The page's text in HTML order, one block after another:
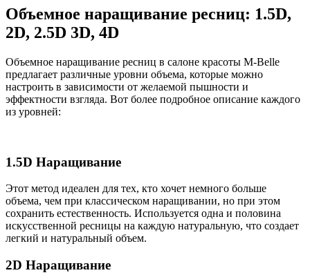
Объемное наращивание ресниц: 1.5D,
2D, 2.5D 3D, 4D
Объемное наращивание ресниц в салоне красоты M-Belle
предлагает различные уровни объема, которые можно
настроить в зависимости от желаемой пышности и
эффектности взгляда. Вот более подробное описание каждого
из уровней:
1.5D Наращивание
Этот метод идеален для тех, кто хочет немного больше
объема, чем при классическом наращивании, но при этом
сохранить естественность. Используется одна и половина
искусственной ресницы на каждую натуральную, что создает
легкий и натуральный объем.
2D Наращивание